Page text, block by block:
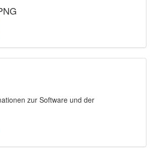
zur Software und der